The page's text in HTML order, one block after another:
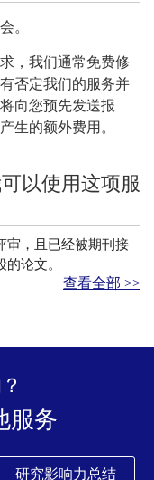
。
，我们通常免费修
否定我们的服务并
向您预先发送报
生的额外费用。
以使用这项服
审，且已经被期刊接
论文。
查看全部 >>
服务
研究影响力总结